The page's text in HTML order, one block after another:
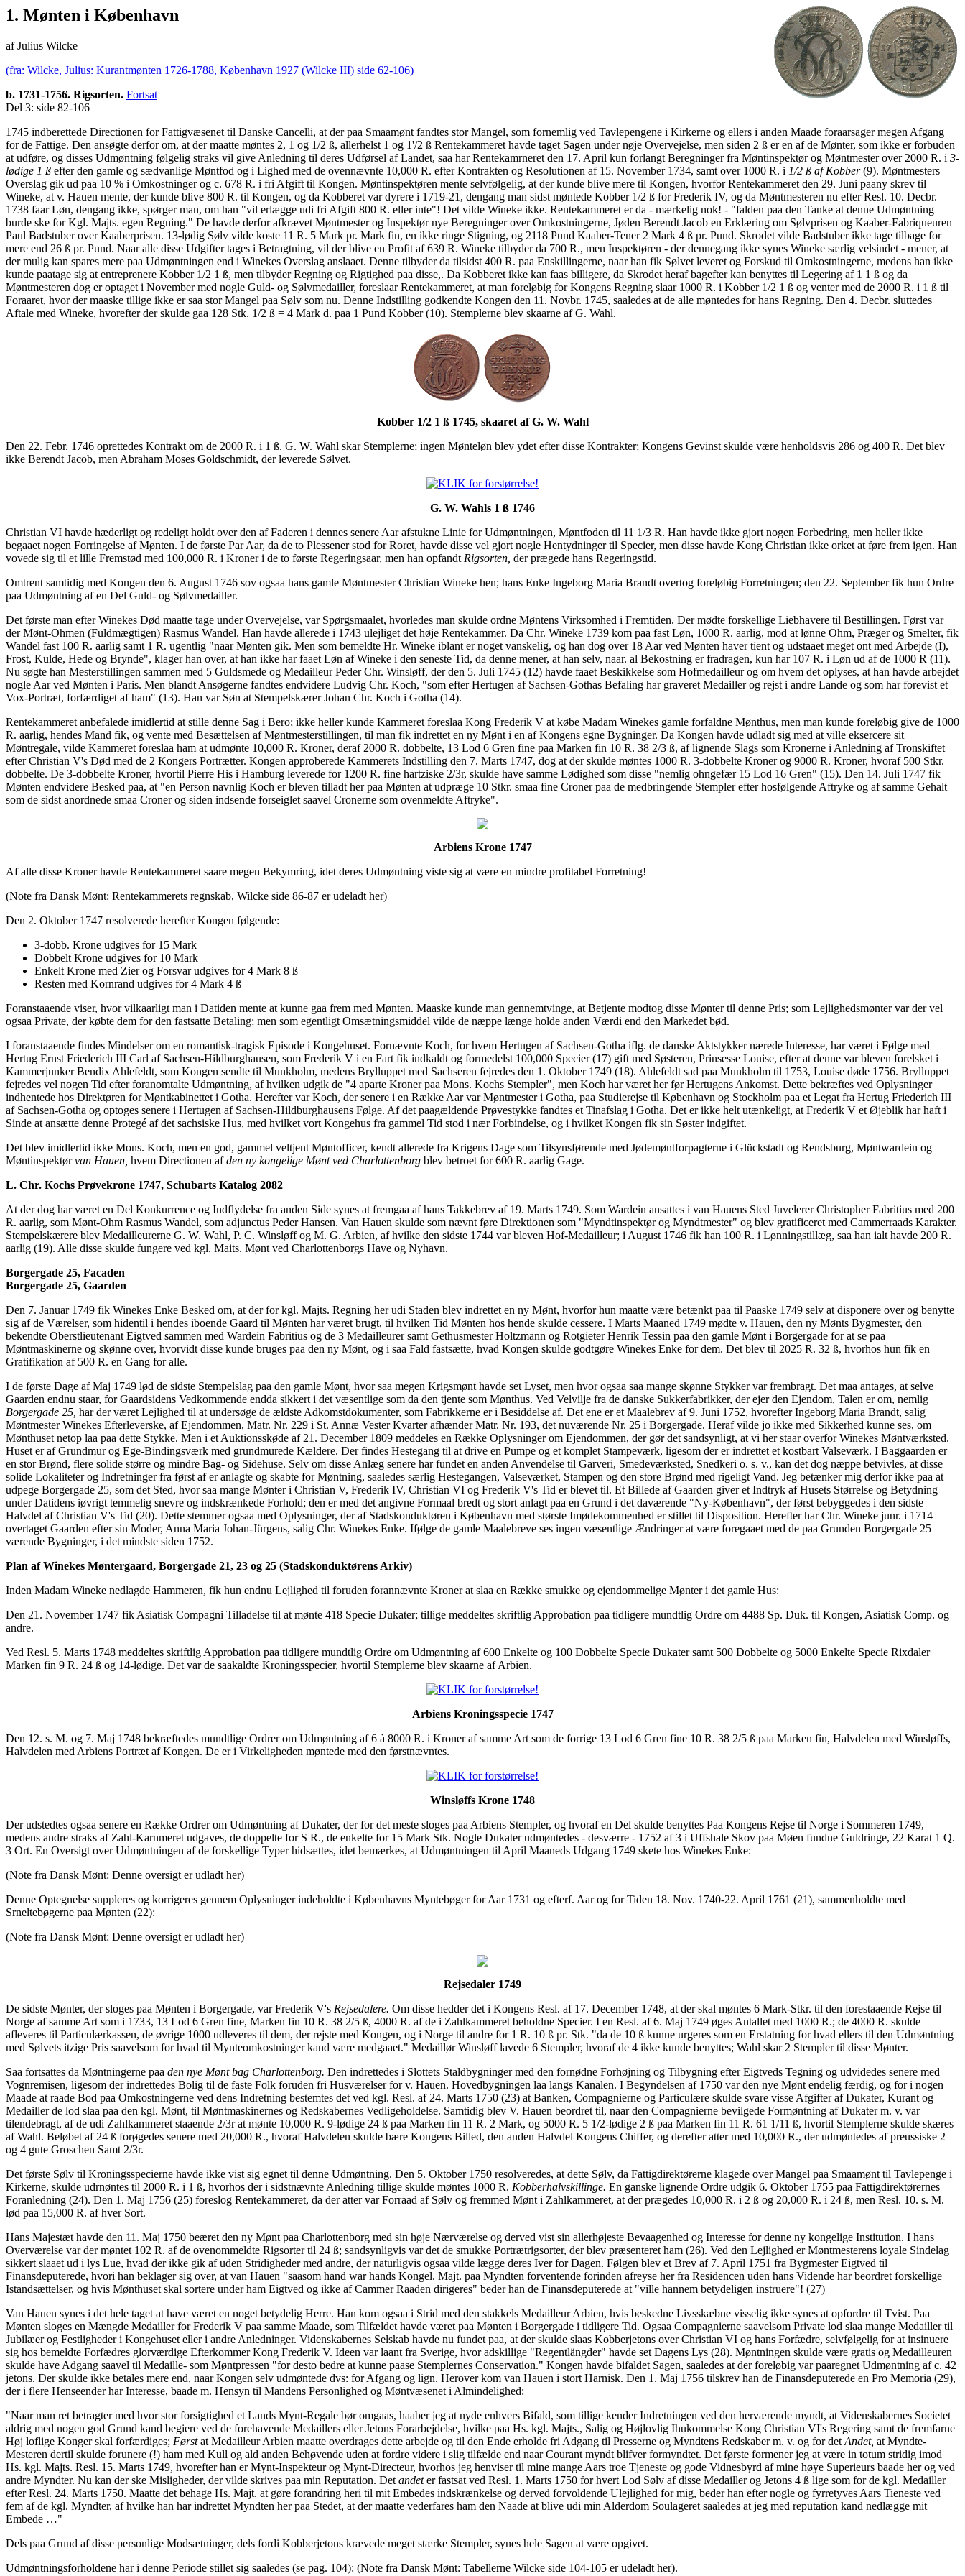
1. Mønten i København
af Julius Wilcke
(fra: Wilcke, Julius: Kurantmønten 1726-1788, København 1927 (Wilcke III) side 62-106)
b. 1731-1756. Rigsorten. Fortsat
Del 3: side 82-106
1745 indberettede Directionen for Fattigvæsenet til Danske Cancelli, at der paa Smaamønt fandtes stor Mangel, som fornemlig ved Tavlepengene i Kirkerne og ellers i anden Maade foraarsager megen Afgang
for de Fattige. Den ansøgte derfor om, at der maatte møntes 2, 1 og 1/2 ß, allerhelst 1 og 1'/2 ß Rentekammeret havde taget Sagen under nøje Overvejelse, men siden 2 ß er en af de Mønter, som ikke er forbuden
at udføre, og disses Udmøntning følgelig straks vil give Anledning til deres Udførsel af Landet, saa har Rentekamrneret den 17. April kun forlangt Beregninger fra Møntinspektør og Møntmester over 2000 R. i 3-
lødige 1 ß efter den gamle og sædvanlige Møntfod og i Lighed med de ovennævnte 10,000 R. efter Kontrakten og Resolutionen af 15. November 1734, samt over 1000 R. i 1/2 ß af Kobber(9). Møntmesters
Overslag gik ud paa 10 % i Omkostninger og c. 678 R. i fri Afgift til Kongen. Møntinspektøren mente selvfølgelig, at der kunde blive mere til Kongen, hvorfor Rentekammeret den 29. Juni paany skrev til
Wineke, at v. Hauen mente, der kunde blive 800 R. til Kongen, og da Kobberet var dyrere i 1719-21, dengang man sidst møntede Kobber 1/2 ß for Frederik IV, og da Møntmesteren nu efter Resl. 10. Decbr.
1738 faar Løn, dengang ikke, spørger man, om han "vil erlægge udi fri Afgift 800 R. eller inte"! Det vilde Wineke ikke. Rentekammeret er da - mærkelig nok! - "falden paa den Tanke at denne Udmøntning
burde ske for Kgl. Majts. egen Regning." De havde derfor afkrævet Møntmester og Inspektør nye Beregninger over Omkostningerne, Jøden Berendt Jacob en Erklæring om Sølvprisen og Kaaber-Fabriqueuren
Paul Badstuber over Kaaberprisen. 13-lødig Sølv vilde koste 11 R. 5 Mark pr. Mark fin, en ikke ringe Stigning, og 2118 Pund Kaaber-Tener 2 Mark 4 ß pr. Pund. Skrodet vilde Badstuber ikke tage tilbage for
mere end 26 ß pr. Pund. Naar alle disse Udgifter tages i Betragtning, vil der blive en Profit af 639 R. Wineke tilbyder da 700 R., men Inspektøren - der dennegang ikke synes Wineke særlig velsindet - mener, at
der mulig kan spares mere paa Udmøntningen end i Winekes Overslag anslaaet. Denne tilbyder da tilsidst 400 R. paa Enskillingerne, naar han fik Sølvet leveret og Forskud til Omkostningerne, medens han ikke
kunde paatage sig at entreprenere Kobber 1/2 1 ß, men tilbyder Regning og Rigtighed paa disse,. Da Kobberet ikke kan faas billigere, da Skrodet heraf bagefter kan benyttes til Legering af 1 1 ß og da
Møntmesteren dog er optaget i November med nogle Guld- og Sølvmedailler, foreslaar Rentekammeret, at man foreløbig for Kongens Regning slaar 1000 R. i Kobber 1/2 1 ß og venter med de 2000 R. i 1 ß til
Foraaret, hvor der maaske tillige ikke er saa stor Mangel paa Sølv som nu. Denne Indstilling godkendte Kongen den 11. Novbr. 1745, saaledes at de alle møntedes for hans Regning. Den 4. Decbr. sluttedes
Aftale med Wineke, hvorefter der skulde gaa 128 Stk. 1/2 ß = 4 Mark d. paa 1 Pund Kobber (10). Stemplerne blev skaarne af G. Wahl.
Kobber 1/2 1 ß 1745, skaaret af G. W. Wahl
Den 22. Febr. 1746 oprettedes Kontrakt om de 2000 R. i 1 ß. G. W. Wahl skar Stemplerne; ingen Mønteløn blev ydet efter disse Kontrakter; Kongens Gevinst skulde være henholdsvis 286 og 400 R. Det blev
ikke Berendt Jacob, men Abraham Moses Goldschmidt, der leverede Sølvet.
G. W. Wahls 1 ß 1746
Christian VI havde hæderligt og redeligt holdt over den af Faderen i dennes senere Aar afstukne Linie for Udmøntningen, Møntfoden til 11 1/3 R. Han havde ikke gjort nogen Forbedring, men heller ikke
begaaet nogen Forringelse af Mønten. I de første Par Aar, da de to Plessener stod for Roret, havde disse vel gjort nogle Hentydninger til Specier, men disse havde Kong Christian ikke orket at føre frem igen. Han
vovede sig til et lille Fremstød med 100,000 R. i Kroner i de to første Regeringsaar, men han opfandt Rigsorten, der prægede hans Regeringstid.
Omtrent samtidig med Kongen den 6. August 1746 sov ogsaa hans gamle Møntmester Christian Wineke hen; hans Enke Ingeborg Maria Brandt overtog foreløbig Forretningen; den 22. September fik hun Ordre
paa Udmøntning af en Del Guld- og Sølvmedailler.
Det første man efter Winekes Død maatte tage under Overvejelse, var Spørgsmaalet, hvorledes man skulde ordne Møntens Virksomhed i Fremtiden. Der mødte forskellige Liebhavere til Bestillingen. Først var
der Mønt-Ohmen (Fuldmægtigen) Rasmus Wandel. Han havde allerede i 1743 ulejliget det høje Rentekammer. Da Chr. Wineke 1739 kom paa fast Løn, 1000 R. aarlig, mod at lønne Ohm, Præger og Smelter, fik
Wandel fast 100 R. aarlig samt 1 R. ugentlig "naar Mønten gik. Men som bemeldte Hr. Wineke iblant er noget vanskelig, og han dog over 18 Aar ved Mønten haver tient og udstaaet meget ont med Arbejde (I),
Frost, Kulde, Hede og Brynde", klager han over, at han ikke har faaet Løn af Wineke i den seneste Tid, da denne mener, at han selv, naar. al Bekostning er fradragen, kun har 107 R. i Løn ud af de 1000 R (11).
Nu søgte han Mesterstillingen sammen med 5 Guldsmede og Medailleur Peder Chr. Winsløff, der den 5. Juli 1745 (12) havde faaet Beskikkelse som Hofmedailleur og om hvem det oplyses, at han havde arbejdet
nogle Aar ved Mønten i Paris. Men blandt Ansøgerne fandtes endvidere Ludvig Chr. Koch, "som efter Hertugen af Sachsen-Gothas Befaling har graveret Medailler og rejst i andre Lande og som har forevist et
Vox-Portræt, forfærdiget af ham" (13). Han var Søn at Stempelskærer Johan Chr. Koch i Gotha (14).
Rentekammeret anbefalede imidlertid at stille denne Sag i Bero; ikke heller kunde Kammeret foreslaa Kong Frederik V at købe Madam Winekes gamle forfaldne Mønthus, men man kunde foreløbig give de 1000
R. aarlig, hendes Mand fik, og vente med Besættelsen af Møntmesterstillingen, til man fik indrettet en ny Mønt i en af Kongens egne Bygninger. Da Kongen havde udladt sig med at ville eksercere sit
Møntregale, vilde Kammeret foreslaa ham at udmønte 10,000 R. Kroner, deraf 2000 R. dobbelte, 13 Lod 6 Gren fine paa Marken fin 10 R. 38 2/3 ß, af lignende Slags som Kronerne i Anledning af Tronskiftet
efter Christian V's Død med de 2 Kongers Portrætter. Kongen approberede Kammerets Indstilling den 7. Marts 1747, dog at der skulde møntes 1000 R. 3-dobbelte Kroner og 9000 R. Kroner, hvoraf 500 Stkr.
dobbelte. De 3-dobbelte Kroner, hvortil Pierre His i Hamburg leverede for 1200 R. fine hartziske 2/3r, skulde have samme Lødighed som disse "nemlig ohngefær 15 Lod 16 Gren" (15). Den 14. Juli 1747 fik
Mønten endvidere Besked paa, at "en Person navnlig Koch er bleven tilladt her paa Mønten at udpræge 10 Stkr. smaa fine Croner paa de medbringende Stempler efter hosfølgende Aftryke og af samme Gehalt
som de sidst anordnede smaa Croner og siden indsende forseiglet saavel Cronerne som ovenmeldte Aftryke".
Arbiens Krone 1747
Af alle disse Kroner havde Rentekammeret saare megen Bekymring, idet deres Udmøntning viste sig at være en mindre profitabel Forretning!
(Note fra Dansk Mønt: Rentekammerets regnskab, Wilcke side 86-87 er udeladt her)
Den 2. Oktober 1747 resolverede herefter Kongen følgende:
3-dobb. Krone udgives for 15 Mark
Dobbelt Krone udgives for 10 Mark
Enkelt Krone med Zier og Forsvar udgives for 4 Mark 8 ß
Resten med Kornrand udgives for 4 Mark 4 ß
Foranstaaende viser, hvor vilkaarligt man i Datiden mente at kunne gaa frem med Mønten. Maaske kunde man gennemtvinge, at Betjente modtog disse Mønter til denne Pris; som Lejlighedsmønter var der vel
ogsaa Private, der købte dem for den fastsatte Betaling; men som egentligt Omsætningsmiddel vilde de næppe længe holde anden Værdi end den Markedet bød.
I foranstaaende findes Mindelser om en romantisk-tragisk Episode i Kongehuset. Fornævnte Koch, for hvem Hertugen af Sachsen-Gotha iflg. de danske Aktstykker nærede Interesse, har været i Følge med
Hertug Ernst Friederich III Carl af Sachsen-Hildburghausen, som Frederik V i en Fart fik indkaldt og formedelst 100,000 Specier (17) gift med Søsteren, Prinsesse Louise, efter at denne var bleven forelsket i
Kammerjunker Bendix Ahlefeldt, som Kongen sendte til Munkholm, medens Brylluppet med Sachseren fejredes den 1. Oktober 1749 (18). Ahlefeldt sad paa Munkholm til 1753, Louise døde 1756. Brylluppet
fejredes vel nogen Tid efter foranomtalte Udmøntning, af hvilken udgik de "4 aparte Kroner paa Mons. Kochs Stempler", men Koch har været her før Hertugens Ankomst. Dette bekræftes ved Oplysninger
indhentede hos Direktøren for Møntkabinettet i Gotha. Herefter var Koch, der senere i en Række Aar var Møntmester i Gotha, paa Studierejse til København og Stockholm paa et Legat fra Hertug Friederich III
af Sachsen-Gotha og optoges senere i Hertugen af Sachsen-Hildburghausens Følge. Af det paagældende Prøvestykke fandtes et Tinafslag i Gotha. Det er ikke helt utænkeligt, at Frederik V et Øjeblik har haft i
Sinde at ansætte denne Protegé af det sachsiske Hus, med hvilket vort Kongehus fra gammel Tid stod i nær Forbindelse, og i hvilket Kongen fik sin Søster indgiftet.
Det blev imidlertid ikke Mons. Koch, men en god, gammel veltjent Møntofficer, kendt allerede fra Krigens Dage som Tilsynsførende med Jødemøntforpagterne i Glückstadt og Rendsburg, Møntwardein og
Møntinspektørvan Hauen, hvem Directionen afden ny kongelige Mønt ved Charlottenborg blev betroet for 600 R. aarlig Gage.
L. Chr. Kochs Prøvekrone 1747, Schubarts Katalog 2082
At der dog har været en Del Konkurrence og Indflydelse fra anden Side synes at fremgaa af hans Takkebrev af 19. Marts 1749. Som Wardein ansattes i van Hauens Sted Juvelerer Christopher Fabritius med 200
R. aarlig, som Mønt-Ohm Rasmus Wandel, som adjunctus Peder Hansen. Van Hauen skulde som nævnt føre Direktionen som "Myndtinspektør og Myndtmester" og blev gratificeret med Cammerraads Karakter.
Stempelskærere blev Medailleurerne G. W. Wahl, P. C. Winsløff og M. G. Arbien, af hvilke den sidste 1744 var bleven Hof-Medailleur; i August 1746 fik han 100 R. i Lønningstillæg, saa han ialt havde 200 R.
aarlig (19). Alle disse skulde fungere ved kgl. Maits. Mønt ved Charlottenborgs Have og Nyhavn.
Borgergade 25, Facaden
Borgergade 25, Gaarden
Den 7. Januar 1749 fik Winekes Enke Besked om, at der for kgl. Majts. Regning her udi Staden blev indrettet en ny Mønt, hvorfor hun maatte være betænkt paa til Paaske 1749 selv at disponere over og benytte
sig af de Værelser, som hidentil i hendes iboende Gaard til Mønten har været brugt, til hvilken Tid Mønten hos hende skulde cessere. I Marts Maaned 1749 mødte v. Hauen, den ny Mønts Bygmester, den
bekendte Oberstlieutenant Eigtved sammen med Wardein Fabritius og de 3 Medailleurer samt Gethusmester Holtzmann og Rotgieter Henrik Tessin paa den gamle Mønt i Borgergade for at se paa
Møntmaskinerne og skønne over, hvorvidt disse kunde bruges paa den ny Mønt, og i saa Fald fastsætte, hvad Kongen skulde godtgøre Winekes Enke for dem. Det blev til 2025 R. 32 ß, hvorhos hun fik en
Gratifikation af 500 R. en Gang for alle.
I de første Dage af Maj 1749 lød de sidste Stempelslag paa den gamle Mønt, hvor saa megen Krigsmønt havde set Lyset, men hvor ogsaa saa mange skønne Stykker var frembragt. Det maa antages, at selve
Gaarden endnu staar, for Gaardsidens Vedkommende endda sikkert i det væsentlige som da den tjente som Mønthus. Ved Velvilje fra de danske Sukkerfabrikker, der ejer den Ejendom, Talen er om, nemlig
Borgergade 25, har der været Lejlighed til at undersøge de ældste Adkomstdokumenter, som Fabrikkerne er i Besiddelse af. Det ene er et Maalebrev af 9. Juni 1752, hvorefter Ingeborg Maria Brandt, salig
Møntmester Winekes Efterleverske, af Ejendommen, Matr. Nr. 229 i St. Annæ Vester Kvarter afhænder Matr. Nr. 193, det nuværende Nr. 25 i Borgergade. Heraf vilde jo ikke med Sikkerhed kunne ses, om
Mønthuset netop laa paa dette Stykke. Men i et Auktionsskøde af 21. December 1809 meddeles en Række Oplysninger om Ejendommen, der gør det sandsynligt, at vi her staar overfor Winekes Møntværksted.
Huset er af Grundmur og Ege-Bindingsværk med grundmurede Kældere. Der findes Hestegang til at drive en Pumpe og et komplet Stampeværk, ligesom der er indrettet et kostbart Valseværk. I Baggaarden er
en stor Brønd, flere solide større og mindre Bag- og Sidehuse. Selv om disse Anlæg senere har fundet en anden Anvendelse til Garveri, Smedeværksted, Snedkeri o. s. v., kan det dog næppe betvivles, at disse
solide Lokaliteter og Indretninger fra først af er anlagte og skabte for Møntning, saaledes særlig Hestegangen, Valseværket, Stampen og den store Brønd med rigeligt Vand. Jeg betænker mig derfor ikke paa at
udpege Borgergade 25, som det Sted, hvor saa mange Mønter i Christian V, Frederik IV, Christian VI og Frederik V's Tid er blevet til. Et Billede af Gaarden giver et Indtryk af Husets Størrelse og Betydning
under Datidens iøvrigt temmelig snevre og indskrænkede Forhold; den er med det angivne Formaal bredt og stort anlagt paa en Grund i det daværende "Ny-København", der først bebyggedes i den sidste
Halvdel af Christian V's Tid (20). Dette stemmer ogsaa med Oplysninger, der af Stadskonduktøren i København med største Imødekommenhed er stillet til Disposition. Herefter har Chr. Wineke junr. i 1714
overtaget Gaarden efter sin Moder, Anna Maria Johan-Jürgens, salig Chr. Winekes Enke. Ifølge de gamle Maalebreve ses ingen væsentlige Ændringer at være foregaaet med de paa Grunden Borgergade 25
værende Bygninger, i det mindste siden 1752.
Plan af Winekes Møntergaard, Borgergade 21, 23 og 25 (Stadskonduktørens Arkiv)
Inden Madam Wineke nedlagde Hammeren, fik hun endnu Lejlighed til foruden forannævnte Kroner at slaa en Række smukke og ejendommelige Mønter i det gamle Hus:
Den 21. November 1747 fik Asiatisk Compagni Tilladelse til at mønte 418 Specie Dukater; tillige meddeltes skriftlig Approbation paa tidligere mundtlig Ordre om 4488 Sp. Duk. til Kongen, Asiatisk Comp. og
andre.
Ved Resl. 5. Marts 1748 meddeltes skriftlig Approbation paa tidligere mundtlig Ordre om Udmøntning af 600 Enkelte og 100 Dobbelte Specie Dukater samt 500 Dobbelte og 5000 Enkelte Specie Rixdaler
Marken fin 9 R. 24 ß og 14-lødige. Det var de saakaldte Kroningsspecier, hvortil Stemplerne blev skaarne af Arbien.
Arbiens Kroningsspecie 1747
Den 12. s. M. og 7. Maj 1748 bekræftedes mundtlige Ordrer om Udmøntning af 6 à 8000 R. i Kroner af samme Art som de forrige 13 Lod 6 Gren fine 10 R. 38 2/5 ß paa Marken fin, Halvdelen med Winsløffs,
Halvdelen med Arbiens Portræt af Kongen. De er i Virkeligheden møntede med den førstnævntes.
Winsløffs Krone 1748
Der udstedtes ogsaa senere en Række Ordrer om Udmøntning af Dukater, der for det meste sloges paa Arbiens Stempler, og hvoraf en Del skulde benyttes Paa Kongens Rejse til Norge i Sommeren 1749,
medens andre straks af Zahl-Karnmeret udgaves, de doppelte for S R., de enkelte for 15 Mark Stk. Nogle Dukater udmøntedes - desværre - 1752 af 3 i Uffshale Skov paa Møen fundne Guldringe, 22 Karat 1 Q.
3 Ort. En Oversigt over Udmøntningen af de forskellige Typer hidsættes, idet bemærkes, at Udmøntningen til April Maaneds Udgang 1749 skete hos Winekes Enke:
(Note fra Dansk Mønt: Denne oversigt er udladt her)
Denne Optegnelse suppleres og korrigeres gennem Oplysninger indeholdte i Københavns Myntebøger for Aar 1731 og efterf. Aar og for Tiden 18. Nov. 1740-22. April 1761 (21), sammenholdte med
Srneltebøgerne paa Mønten (22):
(Note fra Dansk Mønt: Denne oversigt er udladt her)
Rejsedaler 1749
De sidste Mønter, der sloges paa Mønten i Borgergade, var Frederik V's Rejsedalere. Om disse hedder det i Kongens Resl. af 17. December 1748, at der skal møntes 6 Mark-Stkr. til den forestaaende Rejse til
Norge af samme Art som i 1733, 13 Lod 6 Gren fine, Marken fin 10 R. 38 2/5 ß, 4000 R. af de i Zahlkammeret beholdne Specier. I en Resl. af 6. Maj 1749 øges Antallet med 1000 R.; de 4000 R. skulde
afleveres til Particulærkassen, de øvrige 1000 udleveres til dem, der rejste med Kongen, og i Norge til andre for 1 R. 10 ß pr. Stk. "da de 10 ß kunne urgeres som en Erstatning for hvad ellers til den Udmøntning
med Sølvets itzige Pris saavelsom for hvad til Mynteomkostninger kand være medgaaet." Medaillør Winsløff lavede 6 Stempler, hvoraf de 4 ikke kunde benyttes; Wahl skar 2 Stempler til disse Mønter.
Saa fortsattes da Møntningerne paa den nye Mønt bag Charlottenborg. Den indrettedes i Slottets Staldbygninger med den fornødne Forhøjning og Tilbygning efter Eigtveds Tegning og udvidedes senere med
Vognremisen, ligesom der indrettedes Bolig til de faste Folk foruden fri Husværelser for v. Hauen. Hovedbygningen laa langs Kanalen. I Begyndelsen af 1750 var den nye Mønt endelig færdig, og for i nogen
Maade at raade Bod paa Omkostningerne ved dens Indretning bestemtes det ved kgl. Resl. af 24. Marts 1750 (23) at Banken, Compagnierne og Particulære skulde svare visse Afgifter af Dukater, Kurant og
Medailler de lod slaa paa den kgl. Mønt, til Møntmaskinernes og Redskabernes Vedligeholdelse. Samtidig blev V. Hauen beordret til, naar den Compagnierne bevilgede Formøntning af Dukater m. v. var
tilendebragt, af de udi Zahlkammeret staaende 2/3r at mønte 10,000 R. 9-lødige 24 ß paa Marken fin 11 R. 2 Mark, og 5000 R. 5 1/2-lødige 2 ß paa Marken fin 11 R. 61 1/11 ß, hvortil Stemplerne skulde skæres
af Wahl. Beløbet af 24 ß forøgedes senere med 20,000 R., hvoraf Halvdelen skulde bære Kongens Billed, den anden Halvdel Kongens Chiffer, og derefter atter med 10,000 R., der udmøntedes af preussiske 2
og 4 gute Groschen Samt 2/3r.
Det første Sølv til Kroningsspecierne havde ikke vist sig egnet til denne Udmøntning. Den 5. Oktober 1750 resolveredes, at dette Sølv, da Fattigdirektørerne klagede over Mangel paa Smaamønt til Tavlepenge i
Kirkerne, skulde udrnøntes til 2000 R. i 1 ß, hvorhos der i sidstnævnte Anledning tillige skulde møntes 1000 R. Kobberhalvskillinge. En ganske lignende Ordre udgik 6. Oktober 1755 paa Fattigdirektørernes
Foranledning (24). Den 1. Maj 1756 (25) foreslog Rentekammeret, da der atter var Forraad af Sølv og fremmed Mønt i Zahlkammeret, at der prægedes 10,000 R. i 2 ß og 20,000 R. i 24 ß, men Resl. 10. s. M.
lød paa 15,000 R. af hver Sort.
Hans Majestæt havde den 11. Maj 1750 beæret den ny Mønt paa Charlottenborg med sin høje Nærværelse og derved vist sin allerhøjeste Bevaagenhed og Interesse for denne ny kongelige Institution. I hans
Overværelse var der møntet 102 R. af de ovenommeldte Rigsorter til 24 ß; sandsynligvis var det de smukke Portrætrigsorter, der blev præsenteret ham (26). Ved den Lejlighed er Møntmesterens loyale Sindelag
sikkert slaaet ud i lys Lue, hvad der ikke gik af uden Stridigheder med andre, der naturligvis ogsaa vilde lægge deres Iver for Dagen. Følgen blev et Brev af 7. April 1751 fra Bygmester Eigtved til
Finansdeputerede, hvori han beklager sig over, at van Hauen "saasom hand war hands Kongel. Majt. paa Myndten forventende forinden afreyse her fra Residencen uden hans Vidende har beordret forskellige
Istandsættelser, og hvis Mønthuset skal sortere under ham Eigtved og ikke af Cammer Raaden dirigeres" beder han de Finansdeputerede at "ville hannem betydeligen instruere"! (27)
Van Hauen synes i det hele taget at have været en noget betydelig Herre. Han kom ogsaa i Strid med den stakkels Medailleur Arbien, hvis beskedne Livsskæbne visselig ikke synes at opfordre til Tvist. Paa
Mønten sloges en Mængde Medailler for Frederik V paa samme Maade, som Tilfældet havde været paa Mønten i Borgergade i tidligere Tid. Ogsaa Compagnierne saavelsom Private lod slaa mange Medailler til
Jubilæer og Festligheder i Kongehuset eller i andre Anledninger. Videnskabernes Selskab havde nu fundet paa, at der skulde slaas Kobberjetons over Christian VI og hans Forfædre, selvfølgelig for at insinuere
sig hos bemeldte Forfædres glorværdige Efterkommer Kong Frederik V. Ideen var laant fra Sverige, hvor adskillige "Regentlängder" havde set Dagens Lys (28). Møntningen skulde være gratis og Medailleuren
skulde have Adgang saavel til Medaille- som Møntpressen "for desto bedre at kunne paase Stemplernes Conservation." Kongen havde bifaldet Sagen, saaledes at der foreløbig var paaregnet Udmøntning af c. 42
jetons. Der skulde ikke betales mere end, naar Kongen selv udmøntede dvs: for Afgang og lign. Herover kom van Hauen i stort Harnisk. Den 1. Maj 1756 tilskrev han de Finansdeputerede en Pro Memoria (29),
der i flere Henseender har Interesse, baade m. Hensyn til Mandens Personlighed og Møntvæsenet i Almindelighed:
"Naar man ret betragter med hvor stor forsigtighed et Lands Mynt-Regale bør omgaas, haaber jeg at nyde enhvers Bifald, som tillige kender Indretningen ved den herværende myndt, at Videnskabernes Societet
aldrig med nogen god Grund kand begiere ved de forehavende Medaillers eller Jetons Forarbejdelse, hvilke paa Hs. kgl. Majts., Salig og Højlovlig Ihukommelse Kong Christian VI's Regering samt de fremfarne
Høj loflige Konger skal forfærdiges; Førstat Medailleur Arbien maatte overdrages dette arbejde og til den Ende erholde fri Adgang til Presserne og Myndtens Redskaber m. v. og for det Andet, at Myndte-
Mesteren dertil skulde forunere (!) ham med Kull og ald anden Behøvende uden at fordre videre i slig tilfælde end naar Courant myndt blifver formyndtet. Det første formener jeg at være in totum stridig imod
Hs. kgl. Majts. Resl. 15. Marts 1749, hvorefter han er Mynt-Inspekteur og Mynt-Directeur, hvorhos jeg henviser til mine mange Aars troe Tjeneste og gode Vidnesbyrd af mine høye Superieurs baade her og ved
andre Myndter. Nu kan der ske Misligheder, der vilde skrives paa min Reputation. Det andeter fastsat ved Resl. 1. Marts 1750 for hvert Lod Sølv af disse Medailler og Jetons 4 ß lige som for de kgl. Medailler
efter Resl. 24. Marts 1750. Maatte det behage Hs. Majt. at gøre forandring heri til mit Embedes indskrænkelse og derved forvoldende Ulejlighed for mig, beder han efter nogle og fyrretyves Aars Tieneste ved
fem af de kgl. Myndter, af hvilke han har indrettet Myndten her paa Stedet, at der maatte vederfares ham den Naade at blive udi min Alderdom Soulageret saaledes at jeg med reputation kand nedlægge mit
Embede …"
Dels paa Grund af disse personlige Modsætninger, dels fordi Kobberjetons krævede meget stærke Stempler, synes hele Sagen at være opgivet.
Udmøntningsforholdene har i denne Periode stillet sig saaledes (se pag. 104): (Note fra Dansk Mønt: Tabellerne Wilcke side 104-105 er udeladt her).